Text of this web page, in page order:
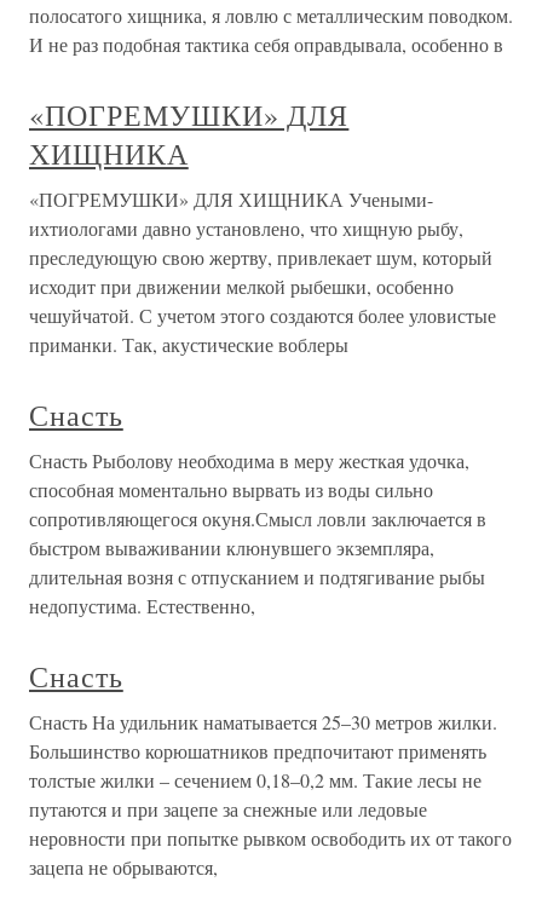
полосатого хищника, я ловлю с металлическим поводком.
И не раз подобная тактика себя оправдывала, особенно в
«ПОГРЕМУШКИ» ДЛЯ
ХИЩНИКА
«ПОГРЕМУШКИ» ДЛЯ ХИЩНИКА Учеными-
ихтиологами давно установлено, что хищную рыбу,
преследующую свою жертву, привлекает шум, который
исходит при движении мелкой рыбешки, особенно
чешуйчатой. С учетом этого создаются более уловистые
приманки. Так, акустические воблеры
Снасть
Снасть Рыболову необходима в меру жесткая удочка,
способная моментально вырвать из воды сильно
сопротивляющегося окуня.Смысл ловли заключается в
быстром вываживании клюнувшего экземпляра,
длительная возня с отпусканием и подтягивание рыбы
недопустима. Естественно,
Снасть
Снасть На удильник наматывается 25–30 метров жилки.
Большинство корюшатников предпочитают применять
толстые жилки – сечением 0,18–0,2 мм. Такие лесы не
путаются и при зацепе за снежные или ледовые
неровности при попытке рывком освободить их от такого
зацепа не обрываются,